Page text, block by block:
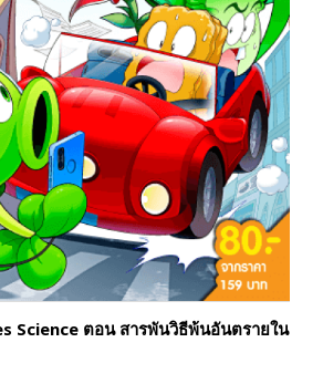
Science ตอน สารพันวิธีพ้นอันตรายใน